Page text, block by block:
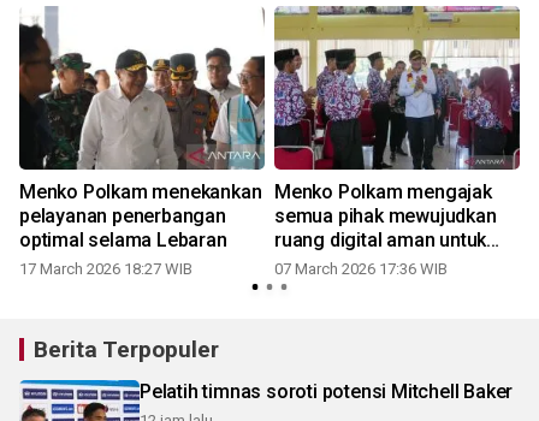
Menko Polkam menekankan
pelayanan penerbangan
optimal selama Lebaran
17 March 2026 18:27 WIB
Menko Polkam mengajak
semua pihak mewujudkan
ruang digital aman untuk
anak
07 March 2026 17:36 WIB
Berita Terpopuler
Pelatih timnas soroti potensi Mitchell Baker